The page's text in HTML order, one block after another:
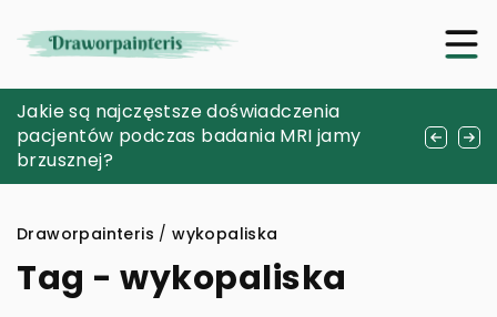
Biżuteria z malachitem: Wyjątkowa
elegancja dla Ciebie
Jakie są najczęstsze doświadczenia
pacjentów podczas badania MRI jamy
brzusznej?
Jak szkła hartowane zwiększają trwałość
Twojego smartfona?
Draworpainteris /wykopaliska
Tag - wykopaliska